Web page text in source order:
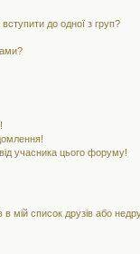
до одної з груп?
учасника цього форуму!
мій список друзів або